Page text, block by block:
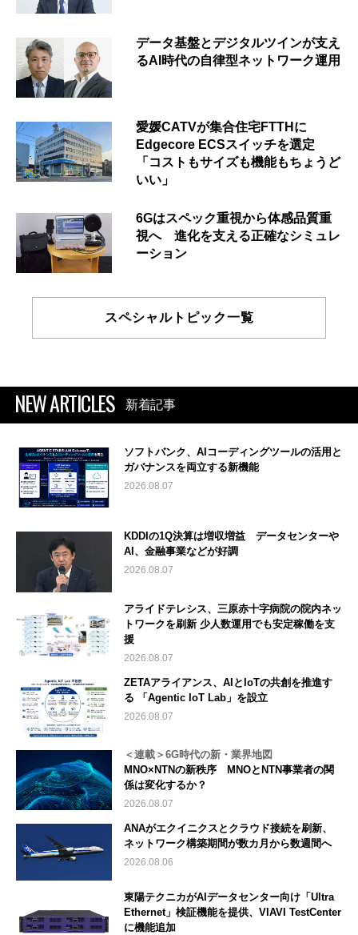
データ基盤とデジタルツインが支え
るAI時代の自律型ネットワーク運用
愛媛CATVが集合住宅FTTHに
Edgecore ECSスイッチを選定
「コストもサイズも機能もちょうど
いい」
6Gはスペック重視から体感品質重
視へ 進化を支える正確なシミュレ
ーション
スペシャルトピック一覧
NEW ARTICLES 新着記事
ソフトバンク、AIコーディングツールの活用と
ガバナンスを両立する新機能
2026.08.07
KDDIの1Q決算は増収増益 データセンターや
AI、金融事業などが好調
2026.08.07
アライドテレシス、三原赤十字病院の院内ネッ
トワークを刷新 少人数運用でも安定稼働を支
援
2026.08.07
ZETAアライアンス、AIとIoTの共創を推進す
る 「Agentic IoT Lab」を設立
2026.08.07
＜連載＞6G時代の新・業界地図
MNO×NTNの新秩序 MNOとNTN事業者の関
係は変化するか？
2026.08.07
ANAがエクイニクスとクラウド接続を刷新、
ネットワーク構築期間が数カ月から数週間へ
2026.08.06
東陽テクニカがAIデータセンター向け「Ultra
Ethernet」検証機能を提供、VIAVI TestCenter
に機能追加